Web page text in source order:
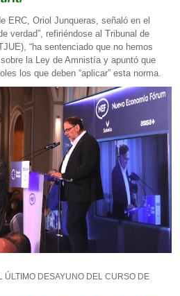
ÚLTIMO DESAYUNO DEL CURSO DE
ERC, Oriol Junqueras, señaló en el
verdad”, refiriéndose al Tribunal de
“ha sentenciado que no hemos
la Ley de Amnistía y apuntó que
los que deben “aplicar” esta norma.